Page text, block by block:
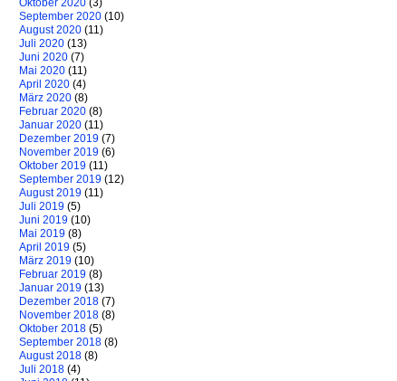
Oktober 2020 (3)
September 2020 (10)
August 2020 (11)
Juli 2020 (13)
Juni 2020 (7)
Mai 2020 (11)
April 2020 (4)
März 2020 (8)
Februar 2020 (8)
Januar 2020 (11)
Dezember 2019 (7)
November 2019 (6)
Oktober 2019 (11)
September 2019 (12)
August 2019 (11)
Juli 2019 (5)
Juni 2019 (10)
Mai 2019 (8)
April 2019 (5)
März 2019 (10)
Februar 2019 (8)
Januar 2019 (13)
Dezember 2018 (7)
November 2018 (8)
Oktober 2018 (5)
September 2018 (8)
August 2018 (8)
Juli 2018 (4)